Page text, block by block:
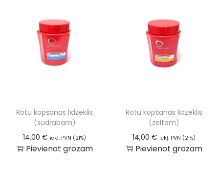
Rotu kopšanas līdzeklis
(sudrabam)
14,00€ iekļ. PVN (21%)
Pievienot grozam
Rotu kopšanas līdzeklis
(zeltam)
14,00€ iekļ. PVN (21%)
Pievienot grozam